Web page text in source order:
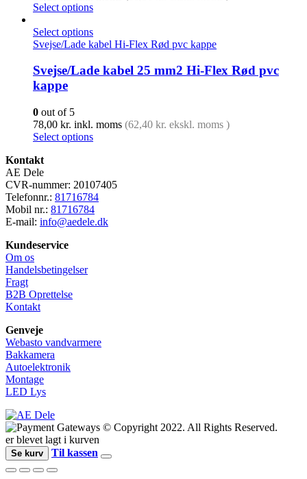
Select options
Select options
Svejse/Lade kabel Hi-Flex Rød pvc kappe
Svejse/Lade kabel 25 mm2 Hi-Flex Rød pvc
kappe
0 out of 5
78,00 kr. inkl. moms (62,40 kr. ekskl. moms )
Select options
Kontakt
AE Dele
CVR-nummer: 20107405
Telefonnr.: 81716784
Mobil nr.: 81716784
E-mail: info@aedele.dk
Kundeservice
Om os
Handelsbetingelser
Fragt
B2B Oprettelse
Kontakt
Genveje
Webasto vandvarmere
Bakkamera
Autoelektronik
Montage
LED Lys
© Copyright 2022. All Rights Reserved.
er blevet lagt i kurven
Se kurv Til kassen